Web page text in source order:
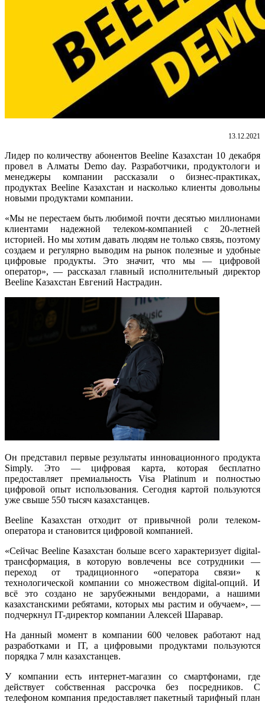
13.12.2021
Лидер по количеству абонентов Beeline Казахстан 10 декабря
провел в Алматы Demo day. Разработчики, продуктологи и
менеджеры компании рассказали о бизнес-практиках,
продуктах Beeline Казахстан и насколько клиенты довольны
новыми продуктами компании.
«Мы не перестаем быть любимой почти десятью миллионами
клиентами надежной телеком-компанией с 20-летней
историей. Но мы хотим давать людям не только связь, поэтому
создаем и регулярно выводим на рынок полезные и удобные
цифровые продукты. Это значит, что мы — цифровой
оператор», — рассказал главный исполнительный директор
Beeline Казахстан Евгений Настрадин.
Он представил первые результаты инновационного продукта
Simply. Это — цифровая карта, которая бесплатно
предоставляет премиальность Visa Platinum и полностью
цифровой опыт использования. Сегодня картой пользуются
уже свыше 550 тысяч казахстанцев.
Beeline Казахстан отходит от привычной роли телеком-
оператора и становится цифровой компанией.
«Сейчас Beeline Казахстан больше всего характеризует digital-
трансформация, в которую вовлечены все сотрудники —
переход от традиционного «оператора связи» к
технологической компании со множеством digital-опций. И
всё это создано не зарубежными вендорами, а нашими
казахстанскими ребятами, которых мы растим и обучаем», —
подчеркнул IT-директор компании Алексей Шаравар.
На данный момент в компании 600 человек работают над
разработками и IT, а цифровыми продуктами пользуются
порядка 7 млн казахстанцев.
У компании есть интернет-магазин со смартфонами, где
действует собственная рассрочка без посредников. С
телефоном компания предоставляет пакетный тарифный план